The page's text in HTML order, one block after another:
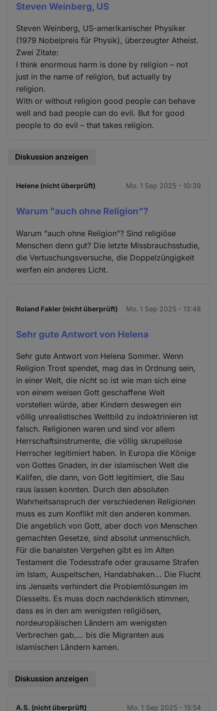
Steven Weinberg, US
Steven Weinberg, US-amerikanischer Physiker
(1979 Nobelpreis für Physik), überzeugter Atheist.
Zwei Zitate:
I think enormous harm is done by religion – not
just in the name of religion, but actually by
religion.
With or without religion good people can behave
well and bad people can do evil. But for good
people to do evil – that takes religion.
Diskussion anzeigen
Helene (nicht überprüft) Mo. 1 Sep 2025 - 10:39
Warum "auch ohne Religion"?
Warum "auch ohne Religion"? Sind religiöse
Menschen denn gut? Die letzte Missbrauchsstudie,
die Vertuschungsversuche, die Doppelzüngigkeit
werfen ein anderes Licht.
Roland Fakler (nicht überprüft) Mo. 1 Sep 2025 - 13:48
Sehr gute Antwort von Helena
Sehr gute Antwort von Helena Sommer. Wenn
Religion Trost spendet, mag das in Ordnung sein,
in einer Welt, die nicht so ist wie man sich eine
von einem weisen Gott geschaffene Welt
vorstellen würde, aber Kindern deswegen ein
völlig unrealistisches Weltbild zu indoktrinieren ist
falsch. Religionen waren und sind vor allem
Herrschaftsinstrumente, die völlig skrupellose
Herrscher legitimiert haben. In Europa die Könige
von Gottes Gnaden, in der islamischen Welt die
Kalifen, die dann, von Gott legitimiert, die Sau
raus lassen konnten. Durch den absoluten
Wahrheitsanspruch der verschiedenen Religionen
muss es zum Konflikt mit den anderen kommen.
Die angeblich von Gott, aber doch von Menschen
gemachten Gesetze, sind absolut unmenschlich.
Für die banalsten Vergehen gibt es im Alten
Testament die Todesstrafe oder grausame Strafen
im Islam, Auspeitschen, Handabhaken... Die Flucht
ins Jenseits verhindert die Problemlösungen im
Diesseits. Es muss doch nachdenklich stimmen,
dass es in den am wenigsten religiösen,
nordeuropäischen Ländern am wenigsten
Verbrechen gab,… bis die Migranten aus
islamischen Ländern kamen.
Diskussion anzeigen
A.S. (nicht überprüft) Mo. 1 Sep 2025 - 15:54